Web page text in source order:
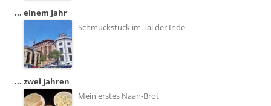
... einem Jahr
Schmuckstück im Tal der Inde
... zwei Jahren
Mein erstes Naan-Brot